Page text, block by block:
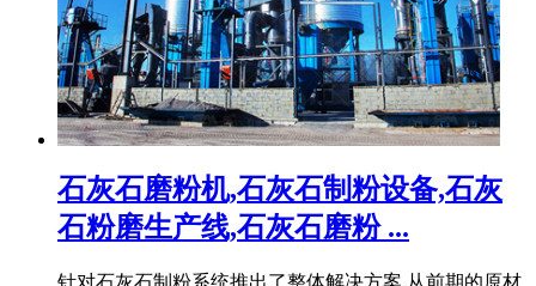
石灰石磨粉机,石灰石制粉设备,石灰
石粉磨生产线,石灰石磨粉 ...
针对石灰石制粉系统推出了整体解决方案,从前期的原材